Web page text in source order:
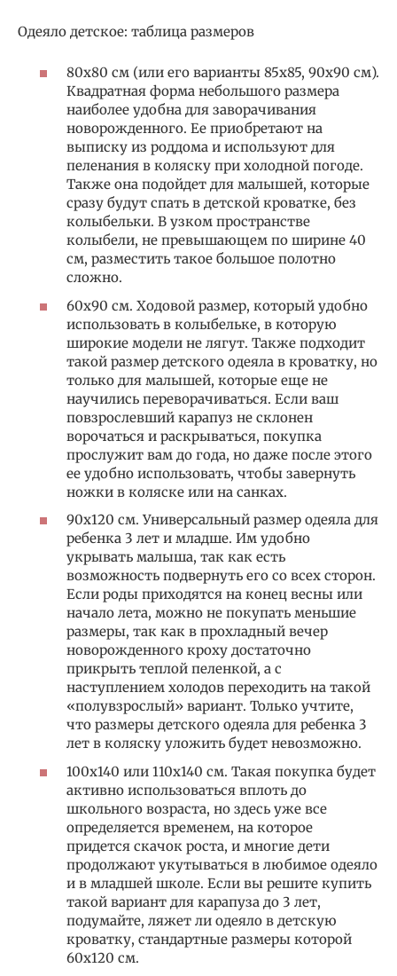
Одеяло детское: таблица размеров
80х80 см (или его варианты 85х85, 90х90 см).
Квадратная форма небольшого размера
наиболее удобна для заворачивания
новорожденного. Ее приобретают на
выписку из роддома и используют для
пеленания в коляску при холодной погоде.
Также она подойдет для малышей, которые
сразу будут спать в детской кроватке, без
колыбельки. В узком пространстве
колыбели, не превышающем по ширине 40
см, разместить такое большое полотно
сложно.
60х90 см. Ходовой размер, который удобно
использовать в колыбельке, в которую
широкие модели не лягут. Также подходит
такой размер детского одеяла в кроватку, но
только для малышей, которые еще не
научились переворачиваться. Если ваш
повзрослевший карапуз не склонен
ворочаться и раскрываться, покупка
прослужит вам до года, но даже после этого
ее удобно использовать, чтобы завернуть
ножки в коляске или на санках.
90х120 см. Универсальный размер одеяла для
ребенка 3 лет и младше. Им удобно
укрывать малыша, так как есть
возможность подвернуть его со всех сторон.
Если роды приходятся на конец весны или
начало лета, можно не покупать меньшие
размеры, так как в прохладный вечер
новорожденного кроху достаточно
прикрыть теплой пеленкой, а с
наступлением холодов переходить на такой
«полувзрослый» вариант. Только учтите,
что размеры детского одеяла для ребенка 3
лет в коляску уложить будет невозможно.
100х140 или 110х140 см. Такая покупка будет
активно использоваться вплоть до
школьного возраста, но здесь уже все
определяется временем, на которое
придется скачок роста, и многие дети
продолжают укутываться в любимое одеяло
и в младшей школе. Если вы решите купить
такой вариант для карапуза до 3 лет,
подумайте, ляжет ли одеяло в детскую
кроватку, стандартные размеры которой
60х120 см.